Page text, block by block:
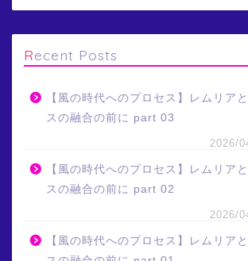
Recent Posts
【風の時代へのプロセス】レムリア
スの融合の前に part 03
2026/
【風の時代へのプロセス】レムリア
スの融合の前に part 02
2026/
【風の時代へのプロセス】レムリア